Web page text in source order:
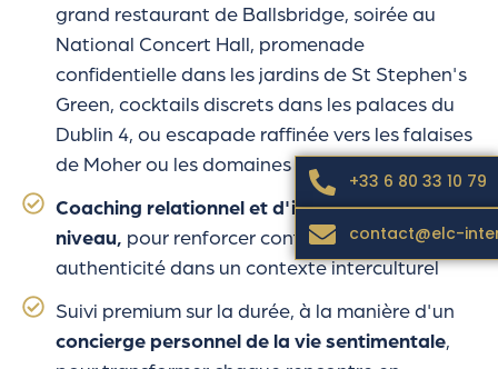
grand restaurant de Ballsbridge, soirée au
National Concert Hall, promenade
confidentielle dans les jardins de St Stephen's
Green, cocktails discrets dans les palaces du
Dublin 4, ou escapade raffinée vers les falaises
de Moher ou les domaines du Wicklow
Coaching relationnel et d'image de haut
niveau, pour renforcer confiance, élégance et
authenticité dans un contexte interculturel
Suivi premium sur la durée, à la manière d'un
concierge personnel de la vie sentimentale,
+33 6 80 33 10 79
contact@elc-